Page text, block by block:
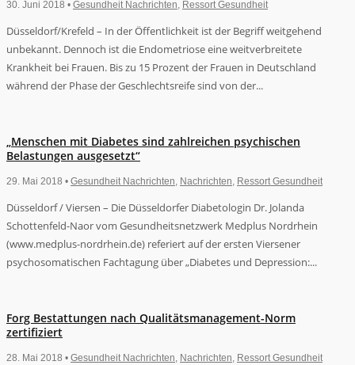
30. Juni 2018 • Gesundheit Nachrichten, Ressort Gesundheit
Düsseldorf/Krefeld – In der Öffentlichkeit ist der Begriff weitgehend
unbekannt. Dennoch ist die Endometriose eine weitverbreitete
Krankheit bei Frauen. Bis zu 15 Prozent der Frauen in Deutschland
während der Phase der Geschlechtsreife sind von der...
„Menschen mit Diabetes sind zahlreichen psychischen
Belastungen ausgesetzt“
29. Mai 2018 • Gesundheit Nachrichten, Nachrichten, Ressort Gesundheit
Düsseldorf / Viersen – Die Düsseldorfer Diabetologin Dr. Jolanda
Schottenfeld-Naor vom Gesundheitsnetzwerk Medplus Nordrhein
(www.medplus-nordrhein.de) referiert auf der ersten Viersener
psychosomatischen Fachtagung über „Diabetes und Depression:...
Forg Bestattungen nach Qualitätsmanagement-Norm
zertifiziert
28. Mai 2018 • Gesundheit Nachrichten, Nachrichten, Ressort Gesundheit